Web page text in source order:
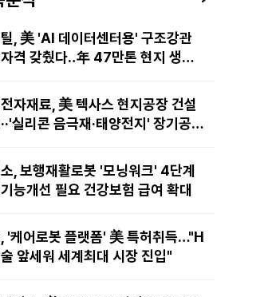
, 美 'AI 데이터센터용' 구조강관
격 갖췄다‥年 47만톤 현지 생산
자재료, 美 텍사스 현지공장 건설
실리콘 음극재·태양전지' 장기공급
, 보행재활로봇 '모닝워크' 4단계
능개선 필요 건강보험 급여 확대
'케어로봇 플랫폼' 美 특허취득…"H
앞세워 세계최대 시장 진입"